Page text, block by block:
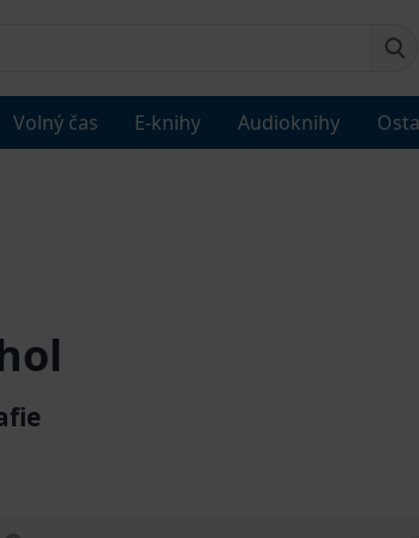
Volný čas E-knihy Audioknihy